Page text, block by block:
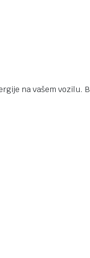
na vašem vozilu.